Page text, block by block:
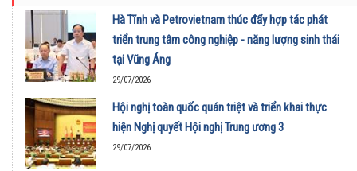
Hà Tĩnh và Petrovietnam thúc đẩy hợp tác phát
triển trung tâm công nghiệp - năng lượng sinh thái
tại Vũng Áng
29/07/2026
Hội nghị toàn quốc quán triệt và triển khai thực
hiện Nghị quyết Hội nghị Trung ương 3
29/07/2026